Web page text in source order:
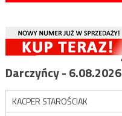
Darczyńcy - 6.08.2026
KACPER STAROŚCIAK